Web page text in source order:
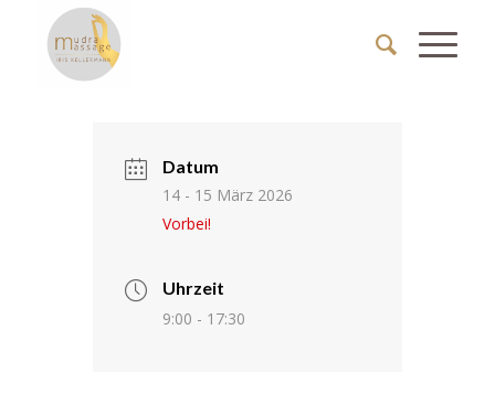
Datum
14 - 15 März 2026
Vorbei!
Uhrzeit
9:00 - 17:30